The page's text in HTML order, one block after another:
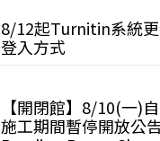
8/12起Turnitin系統
登入方式
【開閉館】8/10(一)
施工期間暫停開放公